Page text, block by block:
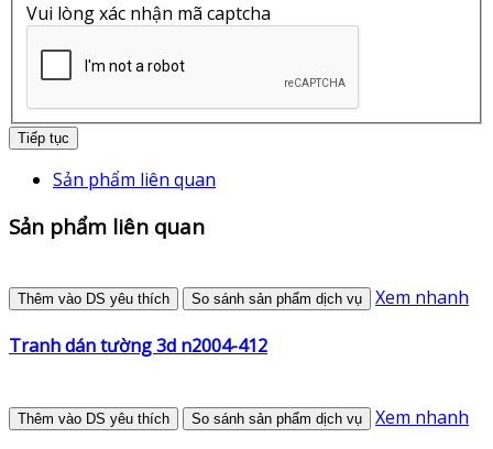
Vui lòng xác nhận mã captcha
Tiếp tục
Sản phẩm liên quan
Sản phẩm liên quan
Thêm vào DS yêu thích So sánh sản phẩm dịch vụ Xem nhanh
Tranh dán tường 3d n2004-412
Thêm vào DS yêu thích So sánh sản phẩm dịch vụ Xem nhanh